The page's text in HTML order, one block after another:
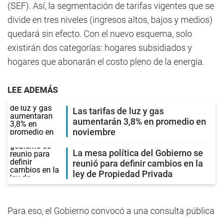
(SEF). Así, la segmentación de tarifas vigentes que se
divide en tres niveles (ingresos altos, bajos y medios)
quedará sin efecto. Con el nuevo esquema, solo
existirán dos categorías: hogares subsidiados y
hogares que abonarán el costo pleno de la energía.
LEE ADEMÁS
Las tarifas de luz y gas
aumentarán 3,8% en promedio en
noviembre
La mesa política del Gobierno se
reunió para definir cambios en la
ley de Propiedad Privada
Para eso, el Gobierno convocó a una consulta pública